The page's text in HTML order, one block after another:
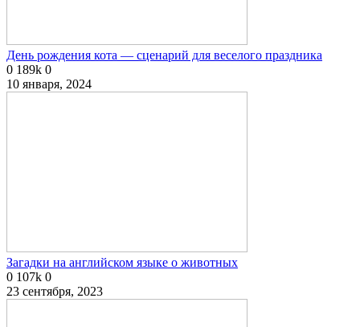
День рождения кота — сценарий для веселого праздника
0 189k 0
10 января, 2024
Загадки на английском языке о животных
0 107k 0
23 сентября, 2023